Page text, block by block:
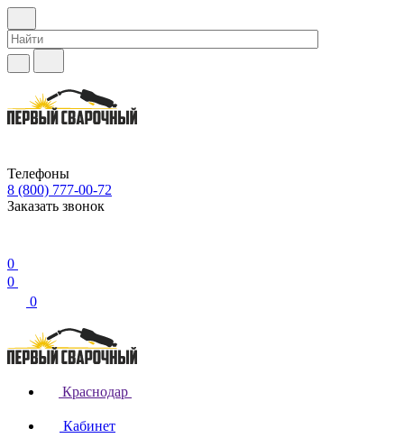
Телефоны
8 (800) 777-00-72
Заказать звонок
0
0
0
Краснодар
Кабинет